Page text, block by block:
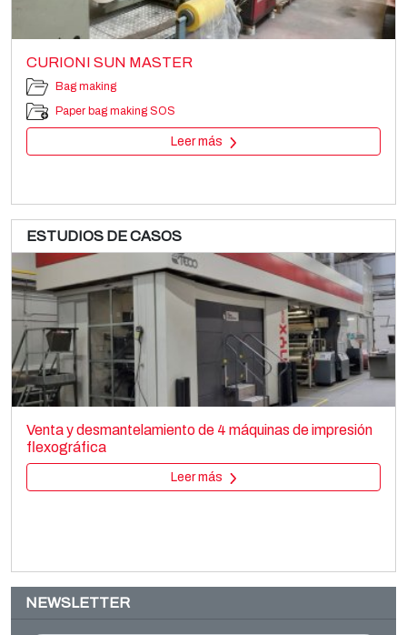
CURIONI SUN MASTER
Bag making
Paper bag making SOS
Leer más
BANDERA Coex 7
Film extrusion lines
Blown film
Leer más
ESTUDIOS DE CASOS
Venta y desmantelamiento de 4 máquinas de impresión
flexográfica
Leer más
NEWSLETTER